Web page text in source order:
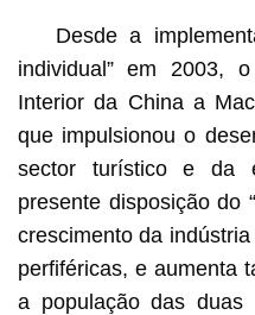
Desde a
individual” em 2003,
Interior da China a
que impulsionou o
sector turístico e da
presente disposição do
crescimento da
perfiféricas, e aumenta
a população das duas